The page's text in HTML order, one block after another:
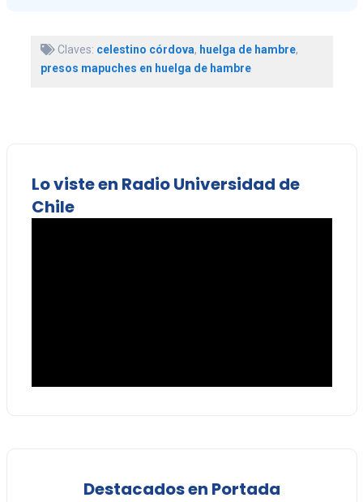
Claves: celestino córdova, huelga de hambre,
presos mapuches en huelga de hambre
Lo viste en Radio Universidad de
Chile
Destacados en Portada